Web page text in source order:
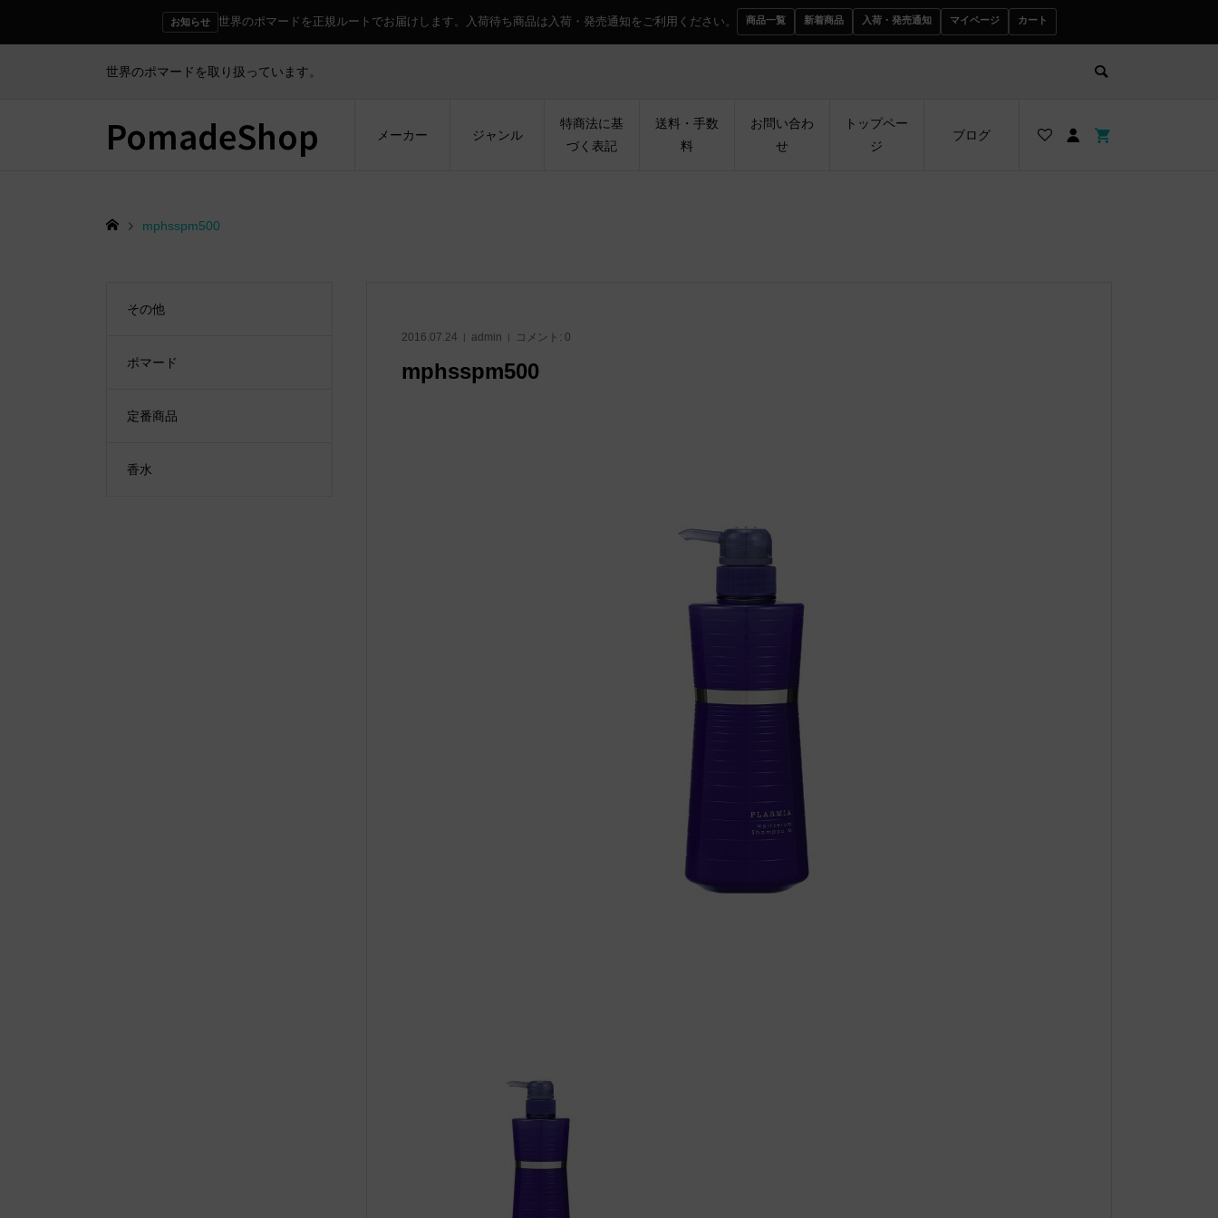
お知らせ 世界のポマードを正規ルートでお届けします。入荷待ち商品は入荷・発売通知をご利用ください。 商品一覧 新着商品 入荷・発売通知 マイページ カート
世界のポマードを取り扱っています。
PomadeShop メーカー ジャンル
特商法に基
づく表記
送料・手数
料
お問い合わ
せ
トップペー
ジ
ブログ
mphsspm500
2016.07.24 admin コメント: 0
mphsspm500
その他
ポマード
定番商品
香水